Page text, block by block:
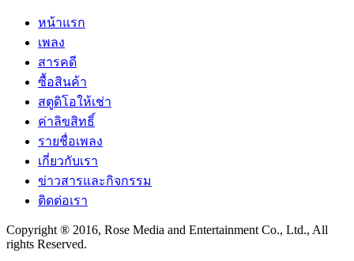
หน้าแรก
เพลง
สารคดี
ซื้อสินค้า
สตูดิโอให้เช่า
ค่าลิขสิทธิ์
รายชื่อเพลง
เกี่ยวกับเรา
ข่าวสารและกิจกรรม
ติดต่อเรา
Copyright ® 2016, Rose Media and Entertainment Co., Ltd., All
rights Reserved.